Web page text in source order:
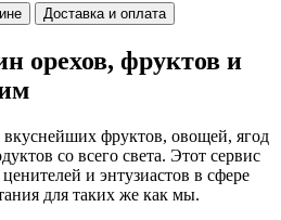
Доставка и оплата
орехов, фруктов и
вкуснейших фруктов, овощей, ягод
со всего света. Этот сервис
и энтузиастов в сфере
для таких же как мы.